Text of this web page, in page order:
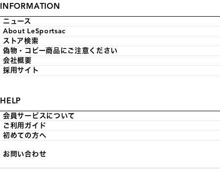
INFORMATION
ニュース
About LeSportsac
ストア検索
偽物・コピー商品にご注意ください
会社概要
採用サイト
HELP
会員サービスについて
ご利用ガイド
初めての方へ
お問い合わせ